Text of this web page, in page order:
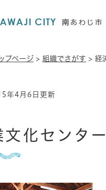
プページ > 組織でさがす > 経
年4月6日更新
文化センター